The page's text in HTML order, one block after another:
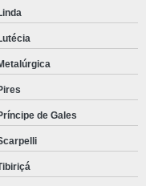
de Gales